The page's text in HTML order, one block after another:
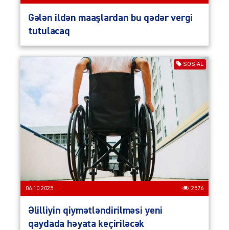
Gələn ildən maaşlardan bu qədər vergi
tutulacaq
SOSIAL
06.10.2025 2576
Əlilliyin qiymətləndirilməsi yeni
qaydada həyata keçiriləcək